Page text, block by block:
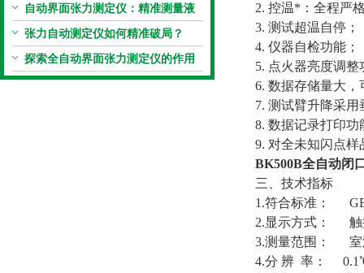
定“小窍门”
自动界面张力测定仪：精准测量液
体界面张力的关键设备
张力自动测定仪如何精准破局？
探索全自动界面张力测定仪的作用
2. 控温*：全程严
3. 测试超温自停；
4. 仪器自检功能；
5. 点火器亮度调整
6. 数据存储量大，
7. 测试臂升降采用
8. 数据记录打印功
9. 对全未知闪点
BK500B全自动闭
三、技术指标
1.符合标准：
2.显示方式： 触
3.测量范围： 室
4.分 辨 率：